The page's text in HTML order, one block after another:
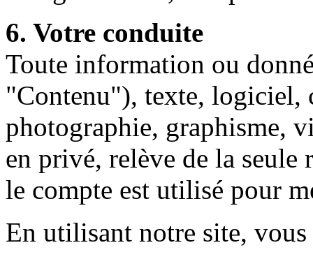
6. Votre conduite
Toute information ou
"Contenu"), texte, logiciel,
photographie, graphisme,
en privé, relève de la seule
le compte est utilisé pour
En utilisant notre site, vous